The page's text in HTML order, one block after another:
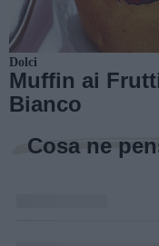
Dolci
Muffin ai
Bianco
Cosa ne